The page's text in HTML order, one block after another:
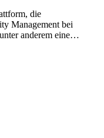
die
Management bei
anderem eine…